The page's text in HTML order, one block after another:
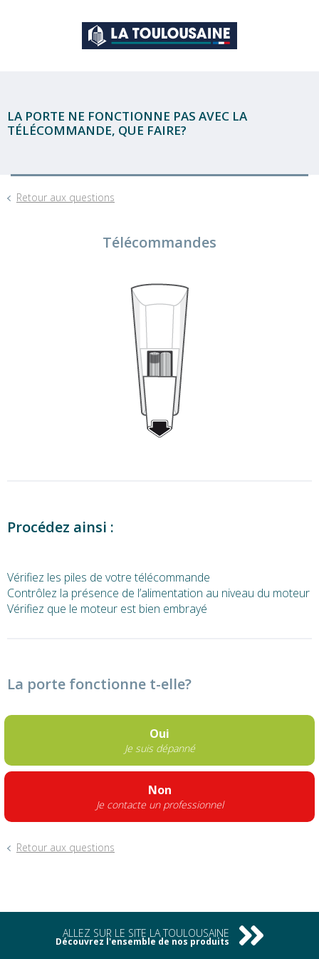
LA PORTE NE FONCTIONNE PAS AVEC LA
TÉLÉCOMMANDE, QUE FAIRE?
Retour aux questions
Télécommandes
Procédez ainsi :
Vérifiez les piles de votre télécommande
Contrôlez la présence de l’alimentation au niveau du moteur
Vérifiez que le moteur est bien embrayé
La porte fonctionne t-elle?
Oui
Je suis dépanné
Non
Je contacte un professionnel
Retour aux questions
ALLEZ SUR LE SITE LA TOULOUSAINE
Découvrez l'ensemble de nos produits